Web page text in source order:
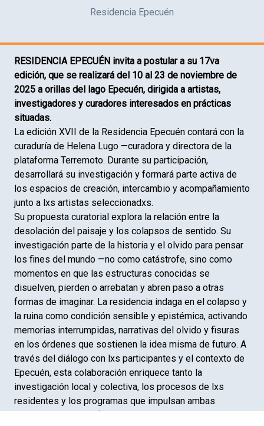
Residencia Epecuén
RESIDENCIA EPECUÉN invita a postular a su 17va
edición, que se realizará del 10 al 23 de noviembre de
2025 a orillas del lago Epecuén, dirigida a artistas,
investigadores y curadores interesados en prácticas
situadas.
La edición XVII de la Residencia Epecuén contará con la
curaduría de Helena Lugo —curadora y directora de la
plataforma Terremoto. Durante su participación,
desarrollará su investigación y formará parte activa de
los espacios de creación, intercambio y acompañamiento
junto a lxs artistas seleccionadxs.
Su propuesta curatorial explora la relación entre la
desolación del paisaje y los colapsos de sentido. Su
investigación parte de la historia y el olvido para pensar
los fines del mundo —no como catástrofe, sino como
momentos en que las estructuras conocidas se
disuelven, pierden o arrebatan y abren paso a otras
formas de imaginar. La residencia indaga en el colapso y
la ruina como condición sensible y epistémica, activando
memorias interrumpidas, narrativas del olvido y fisuras
en los órdenes que sostienen la idea misma de futuro. A
través del diálogo con lxs participantes y el contexto de
Epecuén, esta colaboración enriquece tanto la
investigación local y colectiva, los procesos de lxs
residentes y los programas que impulsan ambas